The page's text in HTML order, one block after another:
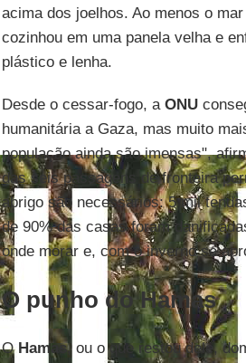
acima dos joelhos. Ao menos o
cozinhou em uma panela velha e
plástico e lenha.
Desde o cessar-fogo, a ONU
humanitária a Gaza, mas muito
população ainda são imensas",
das seis passagens de fronteira
abrigo são necessários: 5 mil
de 90% das casas foram
onde morar e, com o inverno se
O punho do Hamas
O Hamas, ou o que restou dele,